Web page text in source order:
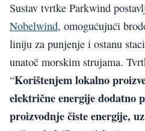
Sustav tvrtke Parkwind
Nobelwind, omogućujući
liniju za punjenje i ostanu
unatoč morskim strujama.
“Korištenjem lokalno
električne energije dodatno
proizvodnje čiste energije,